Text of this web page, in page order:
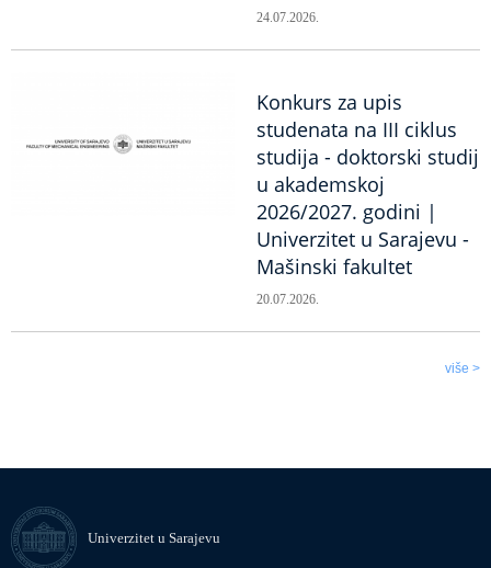
24.07.2026.
Konkurs za upis
studenata na III ciklus
studija - doktorski studij
u akademskoj
2026/2027. godini |
Univerzitet u Sarajevu -
Mašinski fakultet
20.07.2026.
više >
Univerzitet u Sarajevu